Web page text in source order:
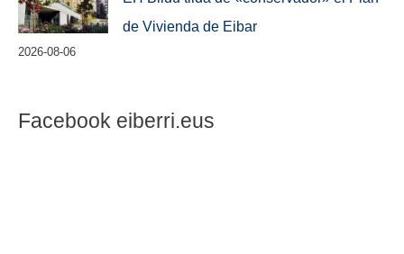
de Vivienda de Eibar
2026-08-06
Facebook eiberri.eus